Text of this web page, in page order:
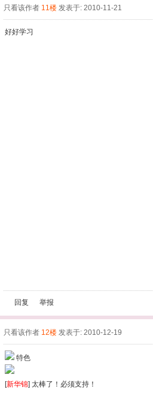
只看该作者 11楼 发表于: 2010-11-21
好好学习
回复 举报
只看该作者 12楼 发表于: 2010-12-19
特色
[新华锦] 太棒了！必须支持！